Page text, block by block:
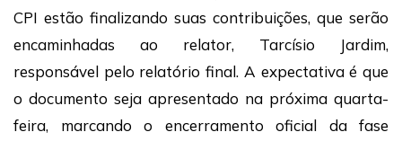
CPI estão finalizando suas contribuições, que serão
encaminhadas ao relator, Tarcísio Jardim,
responsável pelo relatório final. A expectativa é que
o documento seja apresentado na próxima quarta-
feira, marcando o encerramento oficial da fase